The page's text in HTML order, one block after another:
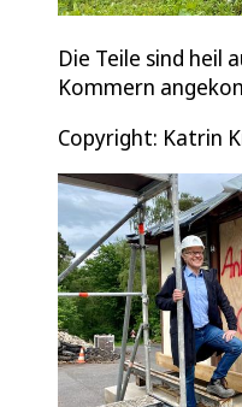
Die Teile sind heil
Kommern
Copyright: Katrin